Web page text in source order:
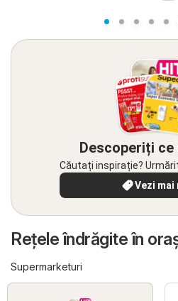
Descoperiți ce
Căutați inspirație?
Vezi mai
Reţele îndrăgite în
Supermarketuri